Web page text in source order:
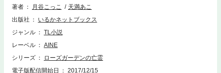
激に環境の変わった彼女の心を癒したのは、ひとりでひっそりとバラを育
著者 月谷こっこ
天満あこ
出版社
いるかネットブックス
ジャンル
TL小説
レーベル
AINE
シリーズ
ローズガーデンの亡霊
電子版配信開始日
2017/12/15